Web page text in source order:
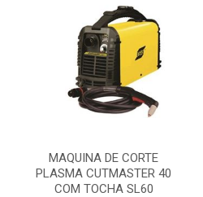
MAQUINA DE CORTE
PLASMA CUTMASTER 40
COM TOCHA SL60